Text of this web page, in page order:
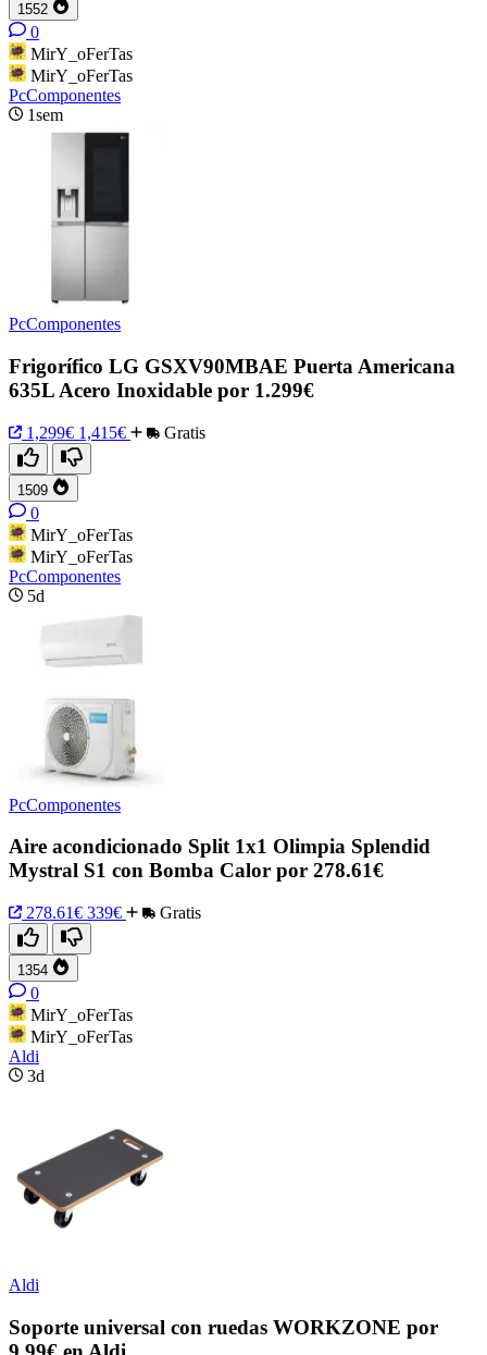
1552
0
MirY_oFerTas
MirY_oFerTas
PcComponentes
1sem
PcComponentes
Frigorífico LG GSXV90MBAE Puerta Americana
635L Acero Inoxidable por 1.299€
1,299€ 1,415€ Gratis
1509
0
MirY_oFerTas
MirY_oFerTas
PcComponentes
5d
PcComponentes
Aire acondicionado Split 1x1 Olimpia Splendid
Mystral S1 con Bomba Calor por 278.61€
278.61€ 339€ Gratis
1354
0
MirY_oFerTas
MirY_oFerTas
Aldi
3d
Aldi
Soporte universal con ruedas WORKZONE por